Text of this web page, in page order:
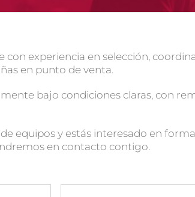
experiencia en selección,
en punto de venta.
bajo condiciones claras, con
equipos y estás interesado en
en contacto contigo.